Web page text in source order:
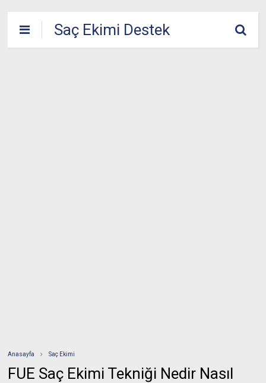
Saç Ekimi Destek
Anasayfa Saç Ekimi
FUE Saç Ekimi Tekniği Nedir Nasıl